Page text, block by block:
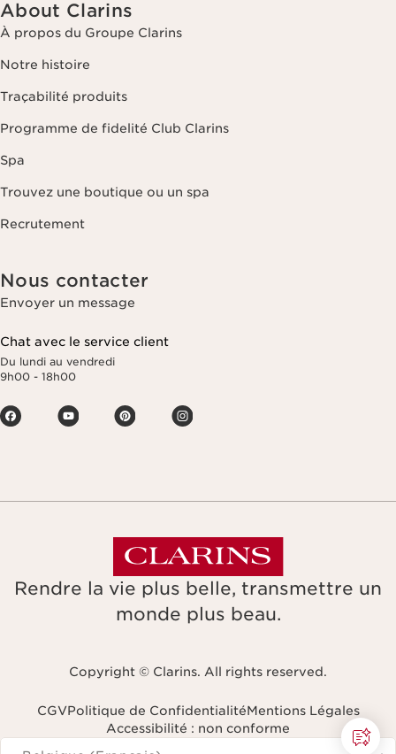
About Clarins
À propos du Groupe Clarins
Notre histoire
Traçabilité produits
Programme de fidelité Club Clarins
Spa
Trouvez une boutique ou un spa
Recrutement
Nous contacter
Envoyer un message
Chat avec le service client
Du lundi au vendredi
9h00 - 18h00
Rendre la vie plus belle, transmettre un
monde plus beau.
Copyright © Clarins. All rights reserved.
CGVPolitique de ConfidentialitéMentions Légales
Accessibilité : non conforme
Naviguer vers